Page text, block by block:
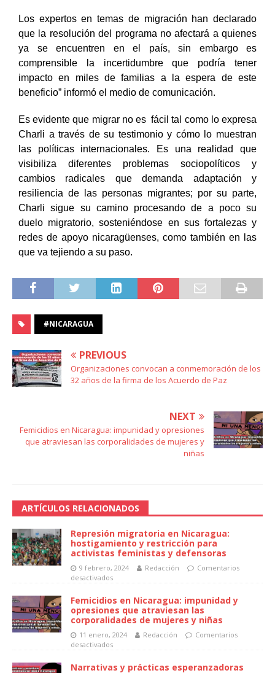
Los expertos en temas de migración han declarado
que la resolución del programa no afectará a quienes
ya se encuentren en el país, sin embargo es
comprensible la incertidumbre que podría tener
impacto en miles de familias a la espera de este
beneficio” informó el medio de comunicación.
Es evidente que migrar no es fácil tal como lo expresa
Charli a través de su testimonio y cómo lo muestran
las políticas internacionales. Es una realidad que
visibiliza diferentes problemas sociopolíticos y
cambios radicales que demanda adaptación y
resiliencia de las personas migrantes; por su parte,
Charli sigue su camino procesando de a poco su
duelo migratorio, sosteniéndose en sus fortalezas y
redes de apoyo nicaragüenses, como también en las
que va tejiendo a su paso.
#NICARAGUA
PREVIOUS
Organizaciones convocan a conmemoración de los
32 años de la firma de los Acuerdo de Paz
NEXT
Femicidios en Nicaragua: impunidad y opresiones
que atraviesan las corporalidades de mujeres y
niñas
ARTÍCULOS RELACIONADOS
Represión migratoria en Nicaragua:
hostigamiento y restricción para
activistas feministas y defensoras
9 febrero, 2024 Redacción
Comentarios
desactivados
Femicidios en Nicaragua: impunidad y
opresiones que atraviesan las
corporalidades de mujeres y niñas
11 enero, 2024 Redacción
Comentarios
desactivados
Narrativas y prácticas esperanzadoras